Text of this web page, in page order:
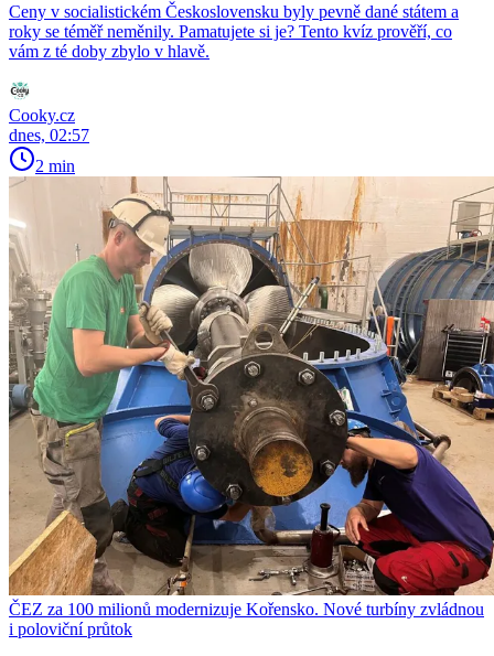
Ceny v socialistickém Československu byly pevně dané státem a
roky se téměř neměnily. Pamatujete si je? Tento kvíz prověří, co
vám z té doby zbylo v hlavě.
Cooky.cz
dnes, 02:57
2 min
ČEZ za 100 milionů modernizuje Kořensko. Nové turbíny zvládnou
i poloviční průtok